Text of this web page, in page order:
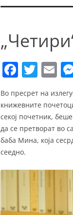
F
c
e
b
o
T
itt
er
E
ai
l
Во пресрет на
книжевните
секој почетник,
да се претворат во
баба Мина, која
сеедно.